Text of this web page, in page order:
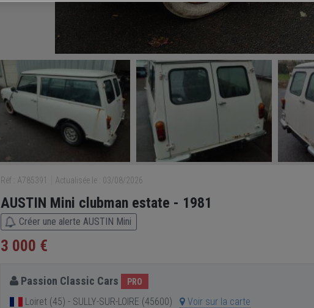
Réf : A785391 Actualisée le : 03/08/2026
AUSTIN Mini clubman estate - 1981
Créer une alerte AUSTIN Mini
3 000 €
Passion Classic Cars PRO
Loiret (45) - SULLY-SUR-LOIRE (45600) Voir sur la carte